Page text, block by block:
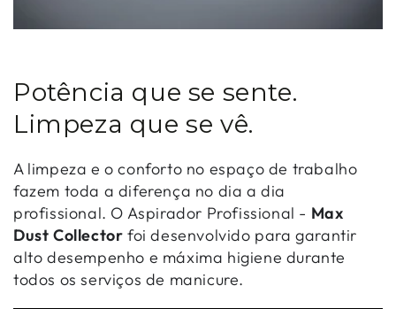
Potência que se sente.
Limpeza que se vê.
A limpeza e o conforto no espaço de trabalho
fazem toda a diferença no dia a dia
profissional. O Aspirador Profissional - Max
Dust Collector foi desenvolvido para garantir
alto desempenho e máxima higiene durante
todos os serviços de manicure.